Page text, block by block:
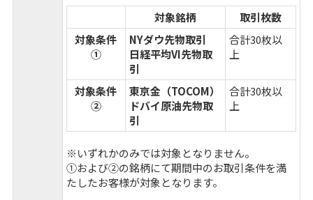
対象銘柄
取引枚数
対象条件
①
NYダウ先物取引
日経平均VI先物取
引
合計30枚以
上
対象条件
②
東京金（TOCOM）
ドバイ原油先物取
引
合計30枚以
上
※いずれかのみでは対象となりません。
①および②の銘柄にて期間中のお取引条件を満
たしたお客様が対象となります。